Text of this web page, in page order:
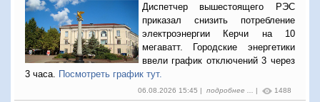
Диспетчер вышестоящего РЭС
приказал снизить потребление
электроэнергии Керчи на 10
мегаватт. Городские энергетики
ввели график отключений 3 через
3 часа.
Посмотреть график тут.
06.08.2026 15:45 | подробнее ... | 1488